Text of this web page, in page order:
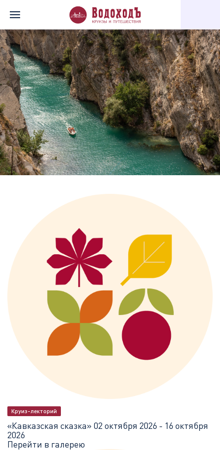
Круиз-лекторий
«Кавказская сказка» 02 октября 2026 - 16 октября
2026
Перейти в галерею